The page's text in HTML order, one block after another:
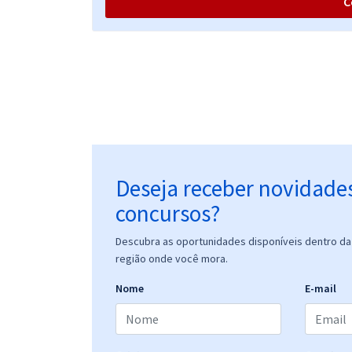
Comuns para os Cargos de Ensino Médio/Técnico
(Pós-Edital)
Prefeitura de Paracatu - MG - Oficial Administrativo
(Pós-Edital)
Deseja receber
concursos?
Descubra as oportunidades disponíveis dentro
região onde você mora.
Nome E-mail